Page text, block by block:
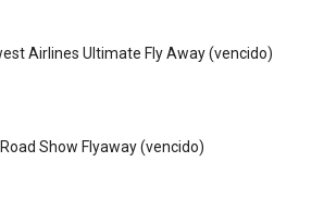
Airlines Ultimate Fly Away (vencido)
Show Flyaway (vencido)